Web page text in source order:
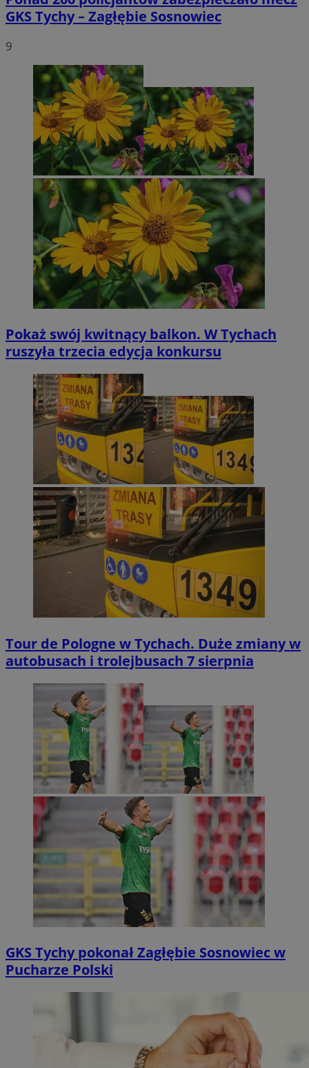
GKS Tychy – Zagłębie Sosnowiec
9
Pokaż swój kwitnący balkon. W Tychach
ruszyła trzecia edycja konkursu
Tour de Pologne w Tychach. Duże zmiany w
autobusach i trolejbusach 7 sierpnia
GKS Tychy pokonał Zagłębie Sosnowiec w
Pucharze Polski